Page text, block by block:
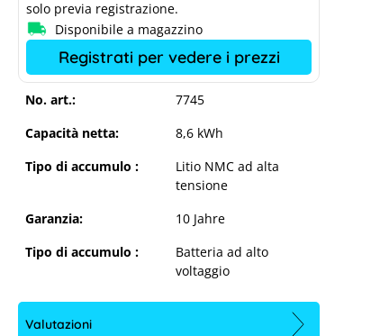
No. art.:
7745
Capacità netta:
8,6 kWh
Tipo di accumulo :
Litio NMC ad alta
tensione
Garanzia:
10 Jahre
Tipo di accumulo :
Batteria ad alto
voltaggio
solo previa registrazione.
Disponibile a magazzino
Registrati per vedere i prezzi
Valutazioni